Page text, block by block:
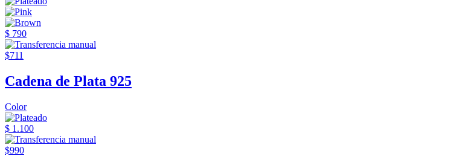
$ 790
$711
Cadena de Plata 925
Color
$ 1.100
$990